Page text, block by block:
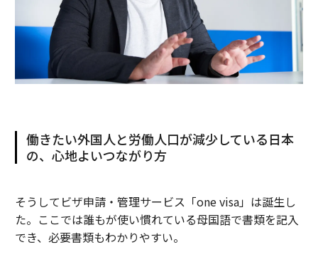
働きたい外国人と労働人口が減少している日本
の、心地よいつながり方
そうしてビザ申請・管理サービス「one visa」は誕生し
た。ここでは誰もが使い慣れている母国語で書類を記入
でき、必要書類もわかりやすい。